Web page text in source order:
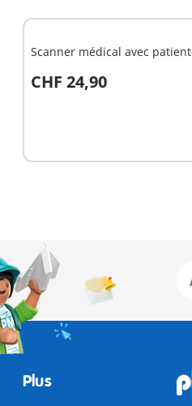
Scanner médical avec
CHF 24,90
Au panier
Plus